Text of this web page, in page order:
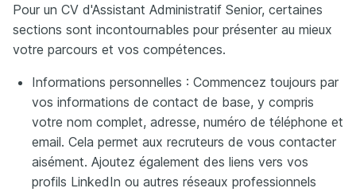
Pour un CV d'Assistant Administratif Senior, certaines
sections sont incontournables pour présenter au mieux
votre parcours et vos compétences.
Informations personnelles : Commencez toujours par
vos informations de contact de base, y compris
votre nom complet, adresse, numéro de téléphone et
email. Cela permet aux recruteurs de vous contacter
aisément. Ajoutez également des liens vers vos
profils LinkedIn ou autres réseaux professionnels